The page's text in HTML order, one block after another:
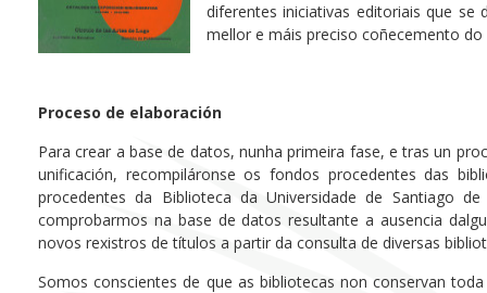
diferentes iniciativas editoriais que
mellor e máis preciso coñecemento
Proceso de elaboración
Para crear a base de datos, nunha primeira fase, e tras un
unificación, recompiláronse os fondos procedentes das
procedentes da Biblioteca da Universidade de Santiago
comprobarmos na base de datos resultante a ausencia
novos rexistros de títulos a partir da consulta de diversas
Somos conscientes de que as bibliotecas non conservan